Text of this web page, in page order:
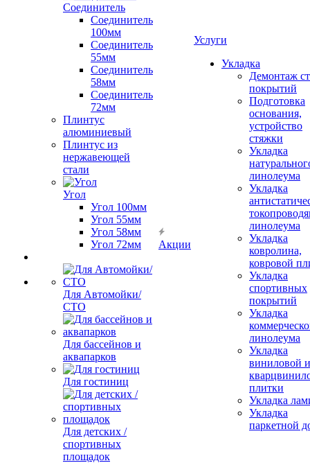
Соединитель
Соединитель
100мм
Соединитель
55мм
Соединитель
58мм
Соединитель
72мм
Плинтус
алюминиевый
Плинтус из
нержавеющей
стали
Угол
Угол 100мм
Угол 55мм
Угол 58мм
Угол 72мм
Для Автомойки/
СТО
Для бассейнов и
аквапарков
Для гостиниц
Для детских /
спортивных
площадок
Акции
Услуги
Укладка
Демонтаж
покрытий
Подготовка
основания,
устройство
стяжки
Укладка
линолеума
Укладка
линолеума
Укладка
ковролина,
ковровой
Укладка
спортивных
покрытий
Укладка
линолеума
Укладка
виниловой и
плитки
Укладка
Укладка
паркетной